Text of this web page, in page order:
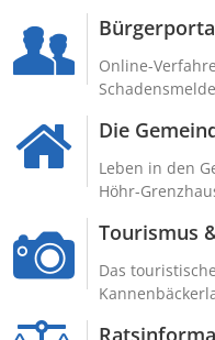
Online-
Die
Leben in den
Höhr-
Tourismus
Das